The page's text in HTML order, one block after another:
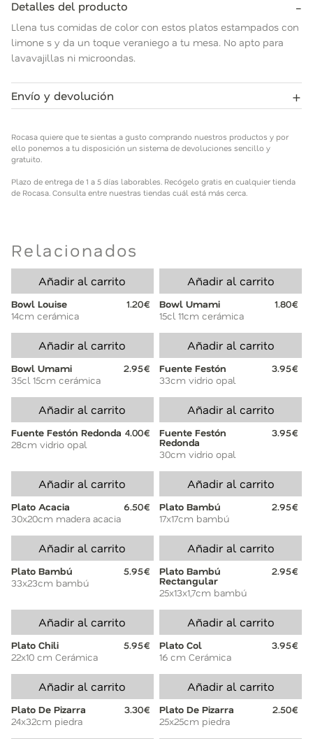
Detalles del producto -
Llena tus comidas de color con estos platos estampados con
limone s y da un toque veraniego a tu mesa. No apto para
lavavajillas ni microondas.
Envío y devolución +
productos y por ello ponemos a tu disposición un sistema de
devoluciones sencillo y gratuito.
cualquier tienda de Rocasa. Consulta entre nuestras tiendas
Rocasa quiere que te sientas a gusto comprando nuestros productos y por
ello ponemos a tu disposición un sistema de devoluciones sencillo y
gratuito.
Plazo de entrega de 1 a 5 días laborables. Recógelo gratis en cualquier tienda
de Rocasa. Consulta entre nuestras tiendas cuál está más cerca.
Relacionados
Añadir al carrito
Bowl Louise
1.20€
14cm cerámica
Añadir al carrito
Bowl Umami
1.80€
15cl 11cm cerámica
Añadir al carrito
Bowl Umami
2.95€
35cl 15cm cerámica
Añadir al carrito
Fuente Festón
3.95€
33cm vidrio opal
Añadir al carrito
Fuente Festón Redonda 4.00€
28cm vidrio opal
Añadir al carrito
Fuente Festón
Redonda
3.95€
30cm vidrio opal
Añadir al carrito
Plato Acacia
6.50€
30x20cm madera acacia
Añadir al carrito
Plato Bambú
2.95€
17x17cm bambú
Añadir al carrito
Plato Bambú
5.95€
33x23cm bambú
Añadir al carrito
Plato Bambú
Rectangular
2.95€
25x13x1,7cm bambú
Añadir al carrito
Plato Chili
5.95€
22x10 cm Cerámica
Añadir al carrito
Plato Col
3.95€
16 cm Cerámica
Añadir al carrito
Plato De Pizarra
3.30€
24x32cm piedra
Añadir al carrito
Plato De Pizarra
2.50€
25x25cm piedra